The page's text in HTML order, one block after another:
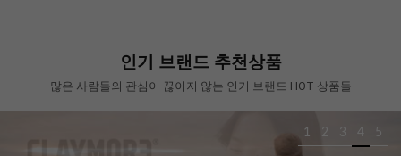
인기 브랜드 추천상품
많은 사람들의 관심이 끊이지 않는 인기 브랜드 HOT 상품들
1 2 3 4 5